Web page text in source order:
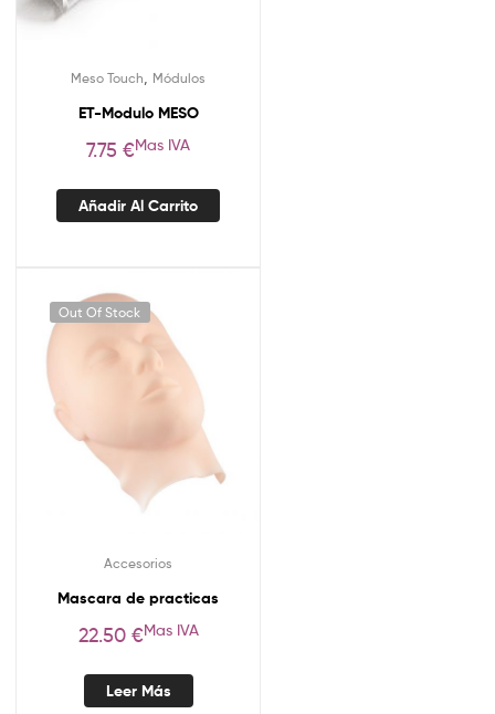
Meso Touch Módulos
ET-Modulo MESO
7.75 €Mas IVA
Añadir Al Carrito
Out Of Stock
Accesorios
Mascara de practicas
22.50 €Mas IVA
Leer Más